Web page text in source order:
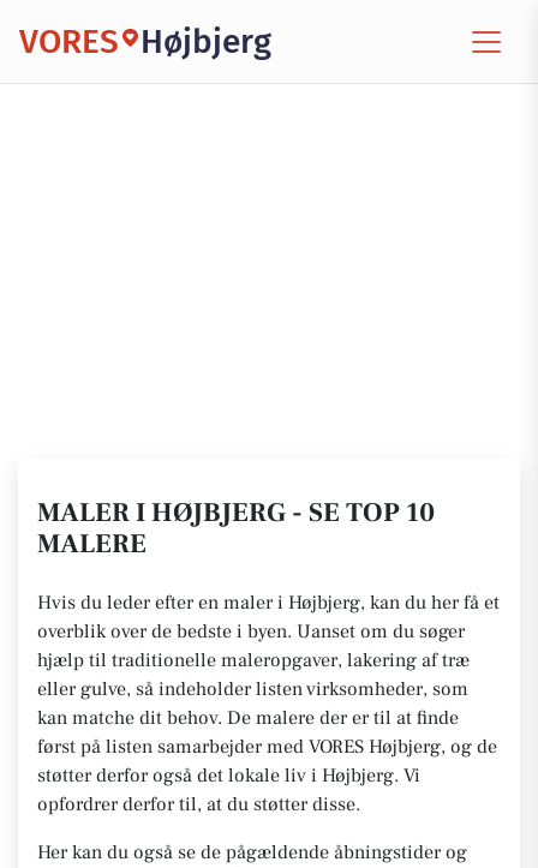
VORES Højbjerg
MALER I HØJBJERG - SE TOP 10
MALERE
Hvis du leder efter en maler i Højbjerg, kan du her få et
overblik over de bedste i byen. Uanset om du søger
hjælp til traditionelle maleropgaver, lakering af træ
eller gulve, så indeholder listen virksomheder, som
kan matche dit behov. De malere der er til at finde
først på listen samarbejder med VORES Højbjerg, og de
støtter derfor også det lokale liv i Højbjerg. Vi
opfordrer derfor til, at du støtter disse.
Her kan du også se de pågældende åbningstider og